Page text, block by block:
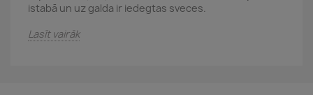
istabā un uz galda ir iedegtas sveces.
Lasīt vairāk